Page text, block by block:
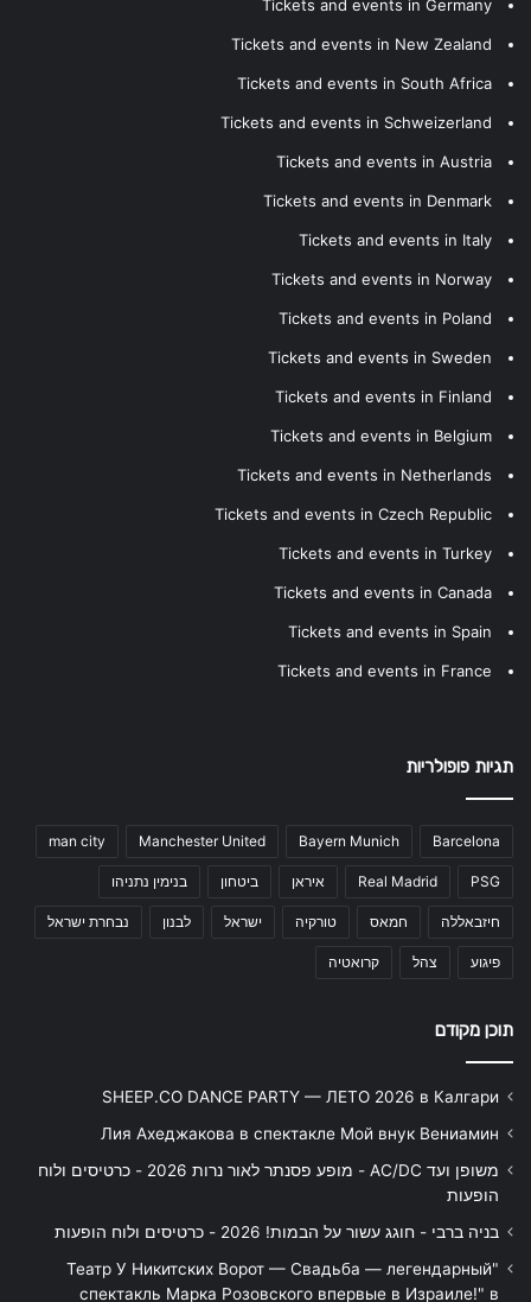
Tickets and events in Germany
Tickets and events in New Zealand
Tickets and events in South Africa
Tickets and events in Schweizerland
Tickets and events in Austria
Tickets and events in Denmark
Tickets and events in Italy
Tickets and events in Norway
Tickets and events in Poland
Tickets and events in Sweden
Tickets and events in Finland
Tickets and events in Belgium
Tickets and events in Netherlands
Tickets and events in Czech Republic
Tickets and events in Turkey
Tickets and events in Canada
Tickets and events in Spain
Tickets and events in France
תגיות פופולריות
Barcelona
Bayern Munich
Manchester United
man city
PSG
Real Madrid איראן ביטחון בנימין נתניהו
חיזבאללה חמאס טורקיה ישראל לבנון נבחרת ישראל
פיגוע צהל קרואטיה
תוכן מקודם
SHEEP.CO DANCE PARTY — ЛЕТО 2026 в Калгари
Лия Ахеджакова в спектакле Мой внук Вениамин
משופן ועד AC/DC - מופע פסנתר לאור נרות 2026 - כרטיסים ולוח
הופעות
בניה ברבי - חוגג עשור על הבמות! 2026 - כרטיסים ולוח הופעות
"Театр У Никитских Ворот — Свадьба — легендарный
спектакль Марка Розовского впервые в Израиле!" в